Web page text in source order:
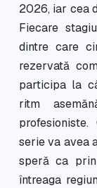
2026, iar cea
Fiecare
dintre care
rezervată
participa la
ritm
serie va avea
speră ca
întreaga